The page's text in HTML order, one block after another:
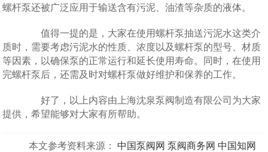
螺杆泵还被广泛应用于输送含有污泥、油渣等杂质的液体。
值得一提的是，大家在使用螺杆泵抽送污泥水这类介
质时，需要考虑污泥水的性质、浓度以及螺杆泵的型号、材质
等因素，以确保泵的正常运行和延长使用寿命。同时，在使用
完螺杆泵后，还需及时对螺杆泵做好维护和保养的工作。
好了，以上内容由上海沈泉泵阀制造有限公司为大家
提供，希望能够对大家有所帮助。
本文参考资料来源： 中国泵阀网 泵阀商务网 中国知网